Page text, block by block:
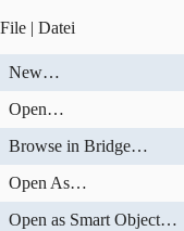
File | Datei
New…
Open…
Browse in Bridge…
Open As…
Open as Smart Object…